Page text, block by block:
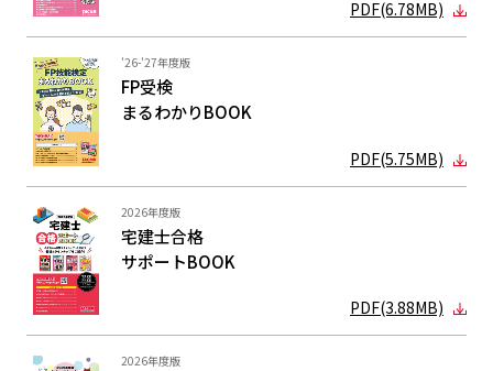
PDF(6.78MB)
'26-'27年度版
FP受検
まるわかりBOOK
PDF(5.75MB)
2026年度版
宅建士合格
サポートBOOK
PDF(3.88MB)
2026年度版